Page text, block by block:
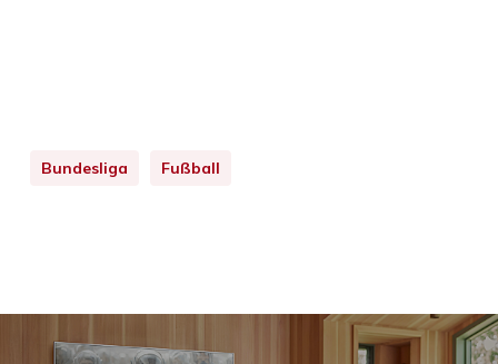
Bundesliga Fußball